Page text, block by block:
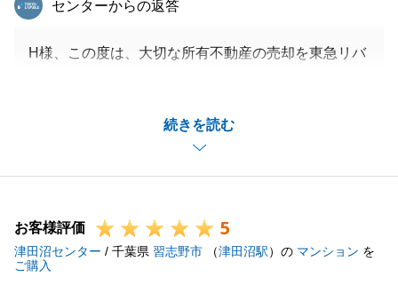
続きを読む
センターからの返答
H様、この度は、大切な所有不動産の売却を東急リバ
お取引を進行する中で、当社の人事異動と重なり、当
初の担当者が変更となってしまい、改めて申し訳ござ
いませんでした。
よりＨ様のご協力があってこそだと自負しておりま
す。
本当にありがとうございました。
お客様評価 5
津田沼センター / 千葉県 習志野市 （津田沼駅）の マンション を
ご購入